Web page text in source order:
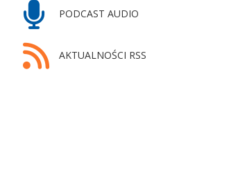
PODCAST AUDIO
AKTUALNOŚCI RSS